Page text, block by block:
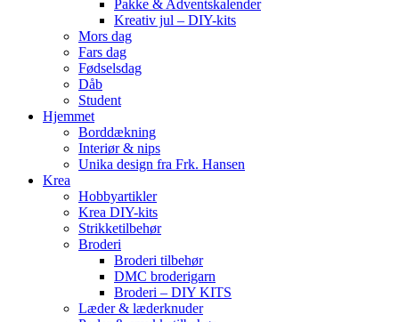
Pakke & Adventskalender
Kreativ jul – DIY-kits
Mors dag
Fars dag
Fødselsdag
Dåb
Student
Hjemmet
Borddækning
Interiør & nips
Unika design fra Frk. Hansen
Krea
Hobbyartikler
Krea DIY-kits
Strikketilbehør
Broderi
Broderi tilbehør
DMC broderigarn
Broderi – DIY KITS
Læder & læderknuder